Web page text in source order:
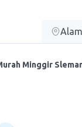
Minggir